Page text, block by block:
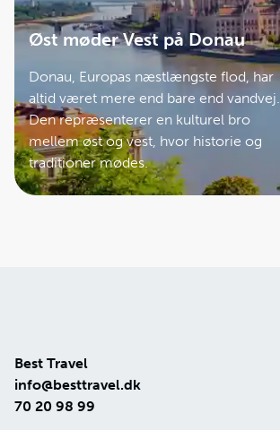
Øst møder Vest på Donau
Donau, Europas næstlængste flod, har
altid været mere end bare end vandvej.
Den repræsenterer en kulturel bro
mellem øst og vest, hvor historie og
traditioner mødes.
Best Travel
info@besttravel.dk
70 20 98 99